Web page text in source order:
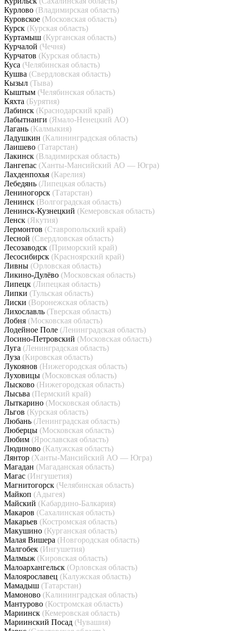
Курлово (Владимирская область)
Куровское (Московская область)
Курск (Курская область)
Куртамыш (Курганская область)
Курчалой (Чечня)
Курчатов (Курская область)
Куса (Челябинская область)
Кушва (Свердловская область)
Кызыл (Тыва)
Кыштым (Челябинская область)
Кяхта (Бурятия)
Лабинск (Краснодарский край)
Лабытнанги (Ямало-Ненецкий АО)
Лагань (Калмыкия)
Ладушкин (Калининградская область)
Лаишево (Татарстан)
Лакинск (Владимирская область)
Лангепас (Ханты-Мансийский АО — Югра)
Лахденпохья (Карелия)
Лебедянь (Липецкая область)
Лениногорск (Татарстан)
Ленинск (Волгоградская область)
Ленинск-Кузнецкий (Кемеровская область)
Ленск (Якутия)
Лермонтов (Ставропольский край)
Лесной (Свердловская область)
Лесозаводск (Приморский край)
Лесосибирск (Красноярский край)
Ливны (Орловская область)
Ликино-Дулёво (Московская область)
Липецк (Липецкая область)
Липки (Тульская область)
Лиски (Воронежская область)
Лихославль (Тверская область)
Лобня (Московская область)
Лодейное Поле (Ленинградская область)
Лосино-Петровский (Московская область)
Луга (Ленинградская область)
Луза (Кировская область)
Лукоянов (Нижегородская область)
Луховицы (Московская область)
Лысково (Нижегородская область)
Лысьва (Пермский край)
Лыткарино (Московская область)
Льгов (Курская область)
Любань (Ленинградская область)
Люберцы (Московская область)
Любим (Ярославская область)
Людиново (Калужская область)
Лянтор (Ханты-Мансийский АО — Югра)
Магадан (Магаданская область)
Магас (Ингушетия)
Магнитогорск (Челябинская область)
Майкоп (Адыгея)
Майский (Кабардино-Балкария)
Макаров (Сахалинская область)
Макарьев (Костромская область)
Макушино (Курганская область)
Малая Вишера (Новгородская область)
Малгобек (Ингушетия)
Малмыж (Кировская область)
Малоархангельск (Орловская область)
Малоярославец (Калужская область)
Мамадыш (Татарстан)
Мамоново (Калининградская область)
Мантурово (Костромская область)
Мариинск (Кемеровская область)
Мариинский Посад (Чувашия)